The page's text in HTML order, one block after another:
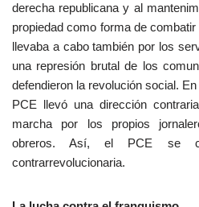
derecha republicana y al
propiedad como forma de
llevaba a cabo también por los
una represión brutal de los
defendieron la revolución social.
PCE llevó una dirección
marcha por los propios
obreros. Así, el PCE se
contrarrevolucionaria.